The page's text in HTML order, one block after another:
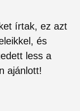
írtak, ez azt
és
less a
ajánlott!